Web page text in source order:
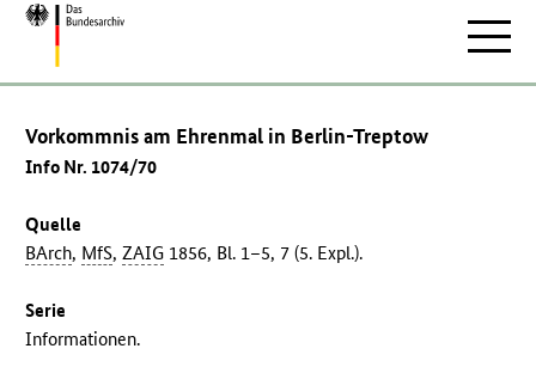
Zur
Vorkommnis am Ehrenmal in Berlin-Treptow
Info Nr. 1074/70
Quelle
BArch, MfS,ZAIG 1856, Bl. 1–5, 7 (5. Expl.).
Serie
Informationen.